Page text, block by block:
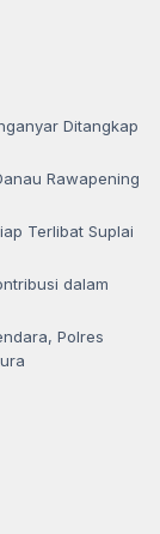
Ditangkap
Rawapening
Terlibat Suplai
dalam
Polres